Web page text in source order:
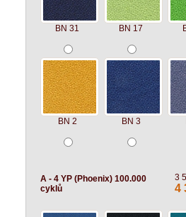
BN 31 BN 17
BN 2 BN 3
A - 4 YP (Phoenix) 100.000
cyklů
3
4